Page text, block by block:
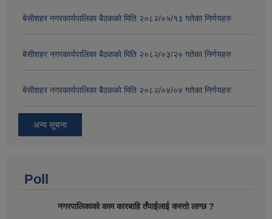
बे‍‍सीशहर नगरकार्यपालिका बैठककाे मिति २०८२/०५/१३ गतेका निर्णयहरु
बे‍‍सीशहर नगरकार्यपालिका बैठककाे मिति २०८२/०३/२० गतेका निर्णयहरु
बे‍‍सीशहर नगरकार्यपालिका बैठककाे मिति २०८२/०४/०४ गतेका निर्णयहरु
अन्य सूचना
Poll
नगरपालिकाको काम कारबाहि तँपाईलाई कस्तो लाग्छ ?